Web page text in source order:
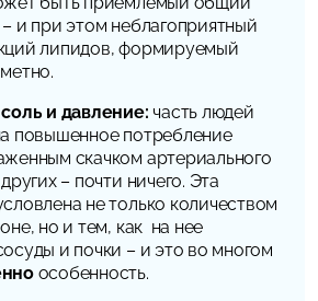
и при этом неблагоприятный
липидов, формируемый
и давление: часть людей
повышенное потребление
скачком артериального
– почти ничего. Эта
​​не только количеством
но и тем, как на нее
и почки – и это во многом
особенность.